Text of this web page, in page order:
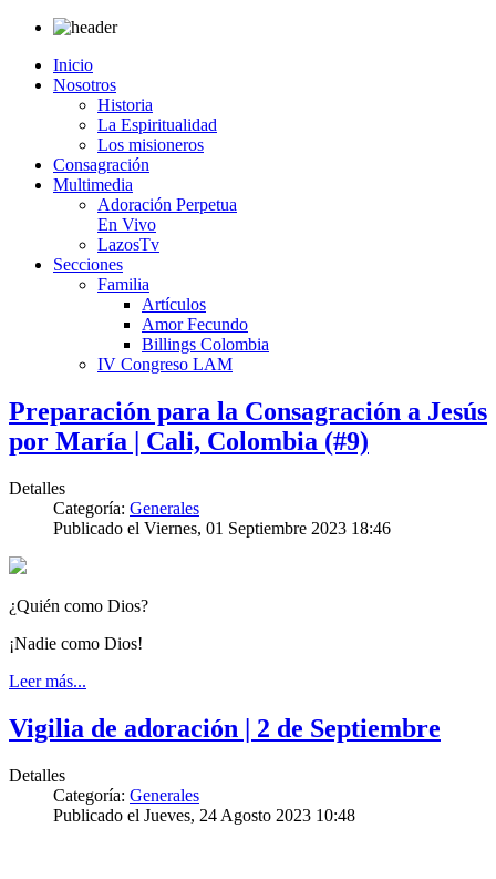
Inicio
Nosotros
Historia
La Espiritualidad
Los misioneros
Consagración
Multimedia
Adoración Perpetua
En Vivo
LazosTv
Secciones
Familia
Artículos
Amor Fecundo
Billings Colombia
IV Congreso LAM
Preparación para la Consagración a Jesús
por María | Cali, Colombia (#9)
Detalles
Categoría: Generales
Publicado el Viernes, 01 Septiembre 2023 18:46
¿Quién como Dios?
¡Nadie como Dios!
Leer más...
Vigilia de adoración | 2 de Septiembre
Detalles
Categoría: Generales
Publicado el Jueves, 24 Agosto 2023 10:48